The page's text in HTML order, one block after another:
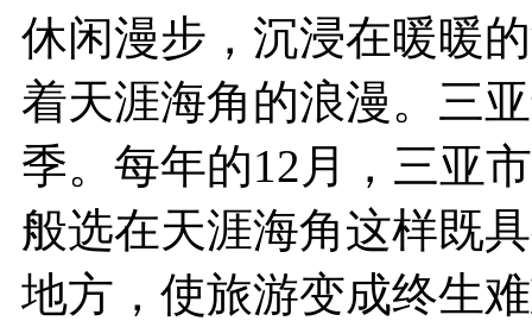
休闲漫步，沉浸在暖暖
着天涯海角的浪漫。三
季。每年的12月，三亚
般选在天涯海角这样既
地方，使旅游变成终生